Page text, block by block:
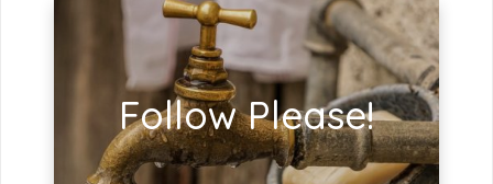
Follow Please!